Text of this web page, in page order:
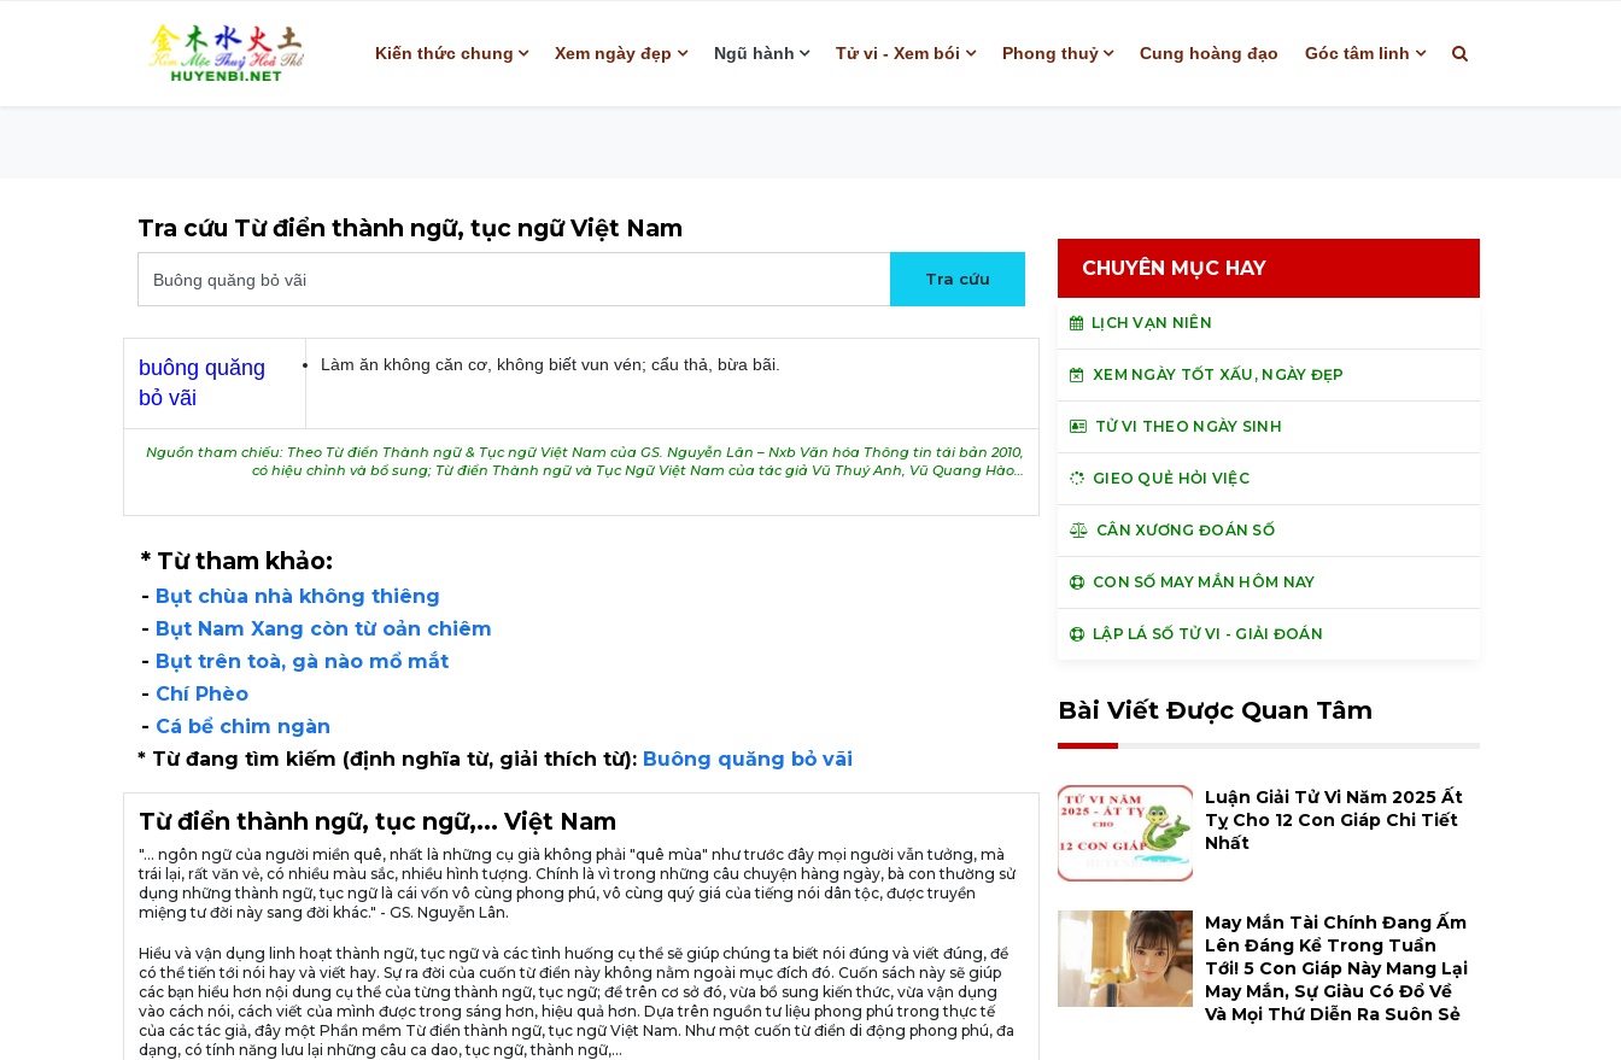
Kiến thức chung Xem ngày đẹp Ngũ hành Tử vi - Xem bói Phong thuỷ Cung hoàng đạo Góc tâm linh
Tra cứu Từ điển thành ngữ, tục ngữ Việt Nam
buông quăng
bỏ vãi
Làm ăn không căn cơ, không biết vun vén; cẩu thả, bừa bãi.
Nguồn tham chiếu: Theo Từ điển Thành ngữ & Tục ngữ Việt Nam của GS. Nguyễn Lân – Nxb Văn hóa Thông tin tái bản 2010,
có hiệu chỉnh và bổ sung; Từ điển Thành ngữ và Tục Ngữ Việt Nam của tác giả Vũ Thuý Anh, Vũ Quang Hào…
* Từ tham khảo:
- Bụt chùa nhà không thiêng
- Bụt Nam Xang còn từ oản chiêm
- Bụt trên toà, gà nào mổ mắt
- Chí Phèo
- Cá bể chim ngàn
* Từ đang tìm kiếm (định nghĩa từ, giải thích từ): Buông quăng bỏ vãi
Từ điển thành ngữ, tục ngữ,... Việt Nam
"... ngôn ngữ của người miền quê, nhất là những cụ già không phải "quê mùa" như trước đây mọi người vẫn tưởng, mà
trái lại, rất văn vẻ, có nhiều màu sắc, nhiều hình tượng. Chính là vì trong những câu chuyện hàng ngày, bà con thường sử
dụng những thành ngữ, tục ngữ là cái vốn vô cùng phong phú, vô cùng quý giá của tiếng nói dân tộc, được truyền
miệng tư đời này sang đời khác." - GS. Nguyễn Lân.
Hiểu và vận dụng linh hoạt thành ngữ, tục ngữ và các tình huống cụ thể sẽ giúp chúng ta biết nói đúng và viết đúng, để
có thể tiến tới nói hay và viết hay. Sự ra đời của cuốn từ điển này không nằm ngoài mục đích đó. Cuốn sách này sẽ giúp
các bạn hiểu hơn nội dung cụ thể của từng thành ngữ, tục ngữ; để trên cơ sở đó, vừa bổ sung kiến thức, vừa vận dụng
vào cách nói, cách viết của mình được trong sáng hơn, hiệu quả hơn. Dựa trên nguồn tư liệu phong phú trong thực tế
của các tác giả, đây một Phần mềm Từ điển thành ngữ, tục ngữ Việt Nam. Như một cuốn từ điển di động phong phú, đa
dạng, có tính năng lưu lại những câu ca dao, tục ngữ, thành ngữ,...
CHUYÊN MỤC HAY
LỊCH VẠN NIÊN
XEM NGÀY TỐT XẤU, NGÀY ĐẸP
TỬ VI THEO NGÀY SINH
GIEO QUẺ HỎI VIỆC
CÂN XƯƠNG ĐOÁN SỐ
CON SỐ MAY MẮN HÔM NAY
LẬP LÁ SỐ TỬ VI - GIẢI ĐOÁN
Bài Viết Được Quan Tâm
Luận Giải Tử Vi Năm 2025 Ất
Tỵ Cho 12 Con Giáp Chi Tiết
Nhất
May Mắn Tài Chính Đang Ấm
Lên Đáng Kể Trong Tuần
Tới! 5 Con Giáp Này Mang Lại
May Mắn, Sự Giàu Có Đổ Về
Và Mọi Thứ Diễn Ra Suôn Sẻ